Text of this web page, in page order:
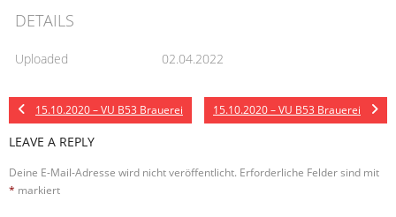
DETAILS
Uploaded 02.04.2022
15.10.2020 – VU B53 Brauerei 15.10.2020 – VU B53 Brauerei
LEAVE A REPLY
Deine E-Mail-Adresse wird nicht veröffentlicht. Erforderliche Felder sind mit
* markiert